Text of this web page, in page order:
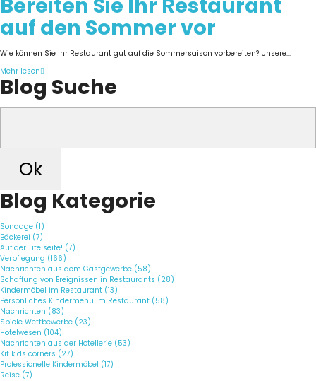
Bereiten Sie Ihr Restaurant
auf den Sommer vor
Wie können Sie Ihr Restaurant gut auf die Sommersaison vorbereiten? Unsere...
Mehr lesen
Blog Suche
Ok
Blog Kategorie
Sondage (1)
Bäckerei (7)
Auf der Titelseite! (7)
Verpflegung (166)
Nachrichten aus dem Gastgewerbe (58)
Schaffung von Ereignissen in Restaurants (28)
Kindermöbel im Restaurant (13)
Persönliches Kindermenü im Restaurant (58)
Nachrichten (83)
Spiele Wettbewerbe (23)
Hotelwesen (104)
Nachrichten aus der Hotellerie (53)
Kit kids corners (27)
Professionelle Kindermöbel (17)
Reise (7)